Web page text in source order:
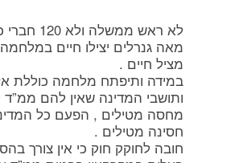
לא ראש ממשלה
מאה גנרלים יצילו חיים
מציל חיים .
במידה ותיפתח מלחמה כוללת
ותושבי המדינה שאין להם ממ”ד
מחסה מטילים , הפעם כל
חסינה מטילים .
חובה לחוקק חוק כי אין צורך